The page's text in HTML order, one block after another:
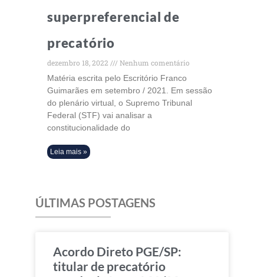
superpreferencial de
precatório
dezembro 18, 2022
Nenhum comentário
Matéria escrita pelo Escritório Franco
Guimarães em setembro / 2021. Em sessão
do plenário virtual, o Supremo Tribunal
Federal (STF) vai analisar a
constitucionalidade do
Leia mais »
ÚLTIMAS POSTAGENS
Acordo Direto PGE/SP:
titular de precatório